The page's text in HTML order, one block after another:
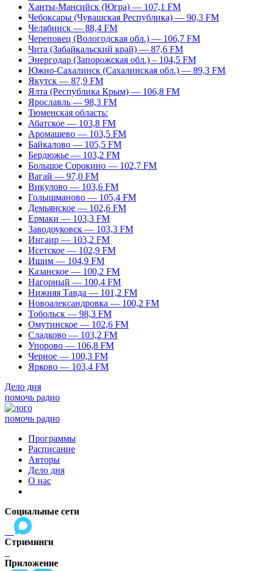
Ханты-Мансийск (Югра) — 107,1 FM
Чебоксары (Чувашская Республика) — 90,3 FM
Челябинск — 88,4 FM
Череповец (Вологодская обл.) — 106,7 FM
Чита (Забайкальский край) — 87,6 FM
Энергодар (Запорожская обл.) – 104,5 FM
Южно-Сахалинск (Сахалинская обл.) — 89,3 FM
Якутск — 87,9 FM
Ялта (Республика Крым) — 106,8 FM
Ярославль — 98,3 FM
Тюменская область:
Абатское — 103,8 FM
Аромашево — 103,5 FM
Байкалово — 105,5 FM
Бердюжье — 103,2 FM
Большое Сорокино — 102,7 FM
Вагай — 97,0 FM
Викулово — 103,6 FM
Голышманово — 105,4 FM
Демьянское — 102,6 FM
Ермаки — 103,3 FM
Заводоуковск — 103,3 FM
Ингаир — 103,2 FM
Исетское — 102,9 FM
Ишим — 104,9 FM
Казанское — 100,2 FM
Нагорный — 100,4 FM
Нижняя Тавда — 101,2 FM
Новоалександровка — 100,2 FM
Тобольск — 98,3 FM
Омутинское — 102,6 FM
Сладково — 103,2 FM
Упорово — 106,8 FM
Черное — 100,3 FM
Ярково — 103,4 FM
Дело дня
помочь радио
помочь радио
Программы
Расписание
Авторы
Дело дня
О нас
Социальные сети
Стриминги
Приложение